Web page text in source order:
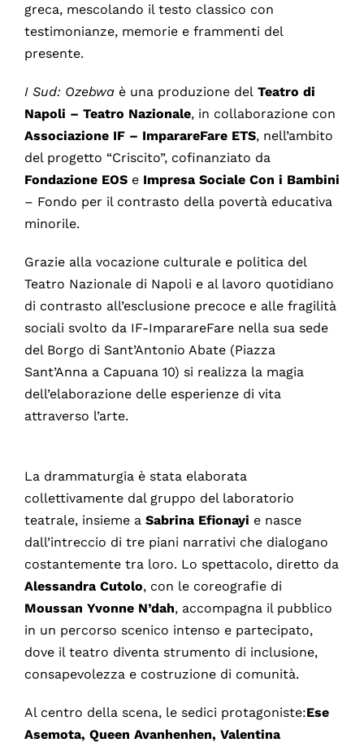
greca, mescolando il testo classico con
testimonianze, memorie e frammenti del
presente.
I Sud: Ozebwaè una produzione del Teatro di
Napoli – Teatro Nazionale, in collaborazione con
Associazione IF – ImparareFare ETS, nell’ambito
del progetto “Criscito”, cofinanziato da
Fondazione EOSe Impresa Sociale Con i Bambini
– Fondo per il contrasto della povertà educativa
minorile.
Grazie alla vocazione culturale e politica del
Teatro Nazionale di Napoli e al lavoro quotidiano
di contrasto all’esclusione precoce e alle fragilità
sociali svolto da IF-ImparareFare nella sua sede
del Borgo di Sant’Antonio Abate (Piazza
Sant’Anna a Capuana 10) si realizza la magia
dell’elaborazione delle esperienze di vita
attraverso l’arte.
La drammaturgia è stata elaborata
collettivamente dal gruppo del laboratorio
teatrale, insieme a Sabrina Efionayi e nasce
dall’intreccio di tre piani narrativi che dialogano
costantemente tra loro. Lo spettacolo, diretto da
Alessandra Cutolo, con le coreografie di
Moussan Yvonne N’dah, accompagna il pubblico
in un percorso scenico intenso e partecipato,
dove il teatro diventa strumento di inclusione,
consapevolezza e costruzione di comunità.
Al centro della scena, le sedici protagoniste:Ese
Asemota, Queen Avanhenhen, Valentina